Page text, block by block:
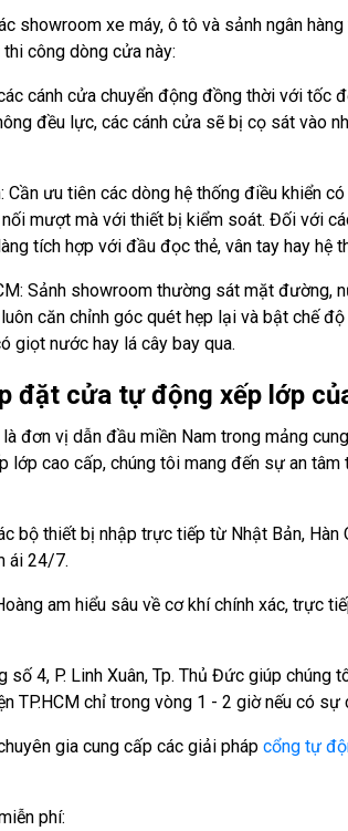
showroom xe máy, ô tô và sảnh ngân
công dòng cửa này:
cánh cửa chuyển động đồng thời với tốc
đều lực, các cánh cửa sẽ bị cọ sát vào
Cần ưu tiên các dòng hệ thống điều khiển
mượt mà với thiết bị kiểm soát. Đối với
tích hợp với đầu đọc thẻ, vân tay hay hệ
Sảnh showroom thường sát mặt đường,
căn chỉnh góc quét hẹp lại và bật chế
giọt nước hay lá cây bay qua.
đặt cửa tự động xếp lớp
đơn vị dẫn đầu miền Nam trong mảng
cao cấp, chúng tôi mang đến sự an tâm
bộ thiết bị nhập trực tiếp từ Nhật Bản, Hàn
ái 24/7.
am hiểu sâu về cơ khí chính xác, trực
4, P. Linh Xuân, Tp. Thủ Đức giúp chúng
TP.HCM chỉ trong vòng 1 - 2 giờ nếu có sự
gia cung cấp các giải phápcổng tự
phí: